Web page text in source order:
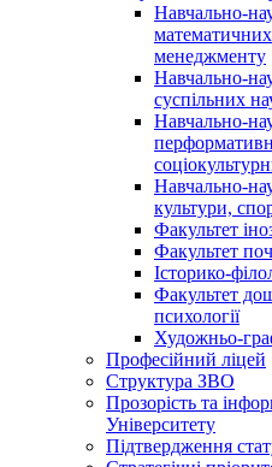
Навчально-
менеджменту
Навчально-
суспільних
Навчально-
Навчально-
культури,
Факультет
Факультет
Історико-
Факультет
психології
Художньо-
Професійний ліцей
Структура ЗВО
Прозорість та
Університету
Підтвердження